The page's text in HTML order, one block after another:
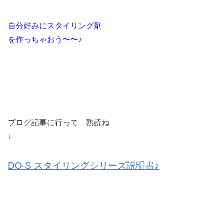
自分好みにスタイリング剤
を作っちゃおう〜〜♪
ブログ記事に行って 熟読ね
↓
DO-S スタイリングシリーズ説明書♪